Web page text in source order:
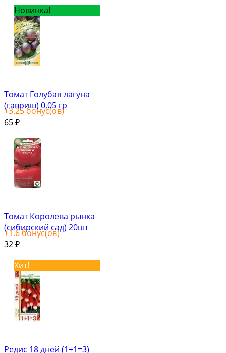
Новинка!
Томат Голубая лагуна
(гавриш) 0,05 гр
+3.25бонус(ов)
65 ₽
Томат Королева рынка
(сибирский сад) 20шт
+1.6бонус(ов)
32 ₽
Хит!
Редис 18 дней (1+1=3)